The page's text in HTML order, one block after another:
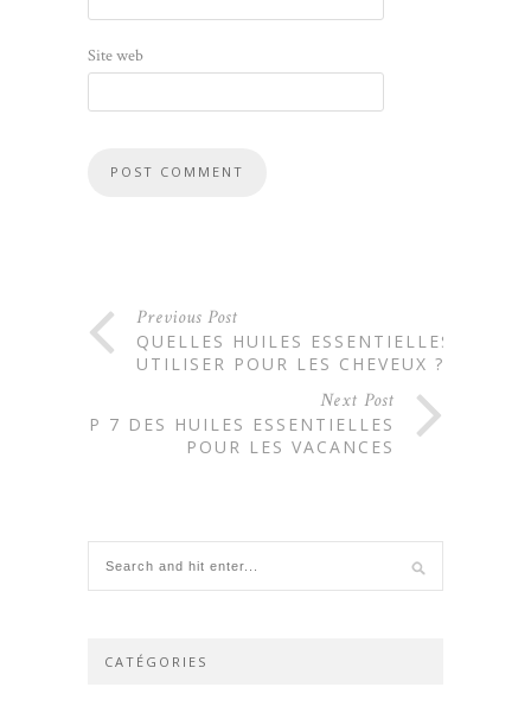
Site web
Previous Post
QUELLES HUILES ESSENTIELLES
UTILISER POUR LES CHEVEUX ?
Next Post
TOP 7 DES HUILES ESSENTIELLES
POUR LES VACANCES
CATÉGORIES